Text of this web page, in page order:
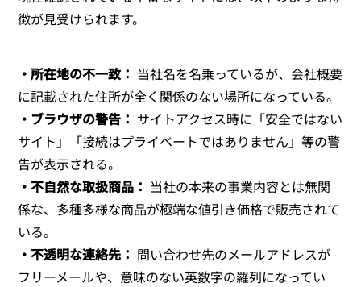
徴が見受けられます。
・所在地の不一致： 当社名を名乗っているが、会社概要
に記載された住所が全く関係のない場所になっている。
・ブラウザの警告： サイトアクセス時に「安全ではない
サイト」「接続はプライベートではありません」等の警
告が表示される。
・不自然な取扱商品： 当社の本来の事業内容とは無関
係な、多種多様な商品が極端な値引き価格で販売されて
いる。
・不透明な連絡先： 問い合わせ先のメールアドレスが
フリーメールや、意味のない英数字の羅列になってい